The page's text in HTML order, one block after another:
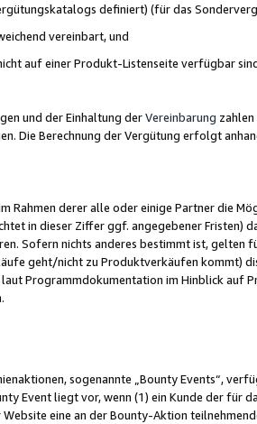
definiert) (für das
vereinbart, und
auf einer Produkt-Listenseite verfügbar
und der Einhaltung derVereinbarung
Die Berechnung der Vergütung erfolgt
Rahmen derer alle oder einige Partner die
in dieser Ziffer ggf. angegebener Fristen)
Sofern nichts anderes bestimmt ist, gelten
geht/nicht zu Produktverkäufen kommt)
Programmdokumentation im Hinblick auf
sogenannte „Bounty Events“,
Event liegt vor, wenn (1) ein Kunde der für
eine an der Bounty-Aktion